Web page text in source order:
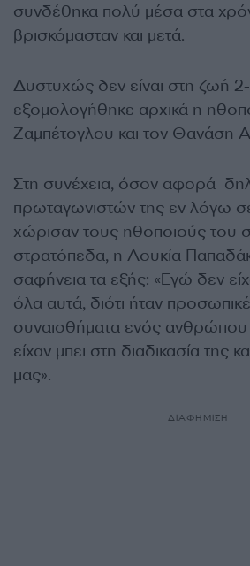
συνδέθηκα πολύ μέσα στα
βρισκόμασταν και μετά.
Δυστυχώς δεν είναι στη ζωή
εξομολογήθηκε αρχικά η
Ζαμπέτογλου και τον Θανάση
Στη συνέχεια, όσον αφορά
πρωταγωνιστών της εν λόγω
χώρισαν τους ηθοποιούς του
στρατόπεδα, η Λουκία
σαφήνεια τα εξής: «Εγώ δεν
όλα αυτά, διότι ήταν
συναισθήματα ενός
είχαν μπει στη διαδικασία της
μας».
ΔΙΑΦΗΜΙΣΗ